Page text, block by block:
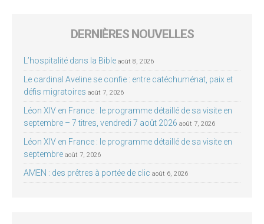
DERNIÈRES NOUVELLES
L’hospitalité dans la Bible août 8, 2026
Le cardinal Aveline se confie : entre catéchuménat, paix et
défis migratoires août 7, 2026
Léon XIV en France : le programme détaillé de sa visite en
septembre – 7 titres, vendredi 7 août 2026 août 7, 2026
Léon XIV en France : le programme détaillé de sa visite en
septembre août 7, 2026
AMEN : des prêtres à portée de clic août 6, 2026